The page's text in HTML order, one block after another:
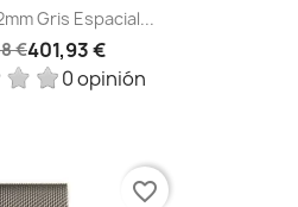
Gris Espacial...
€401,93 €
0 opinión
favorite_border